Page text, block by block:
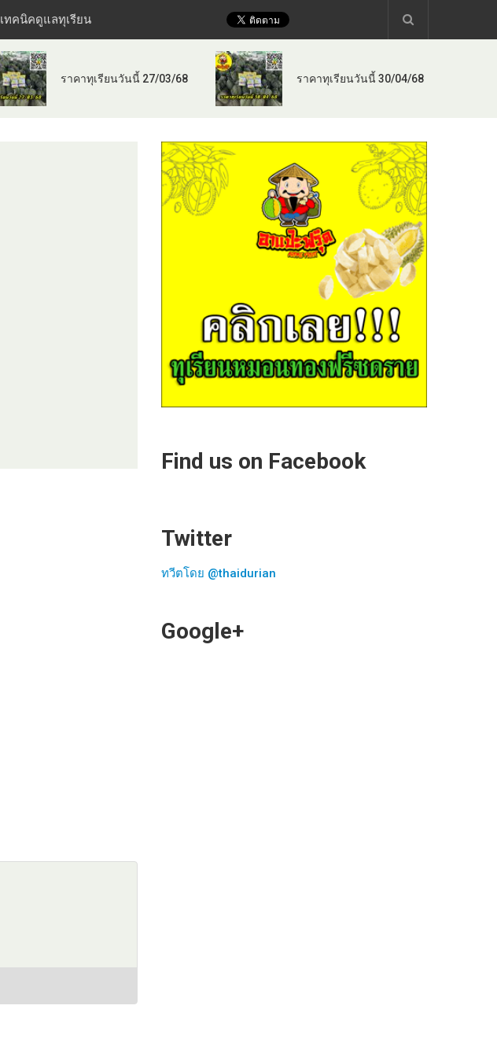
เทคนิคดูแลทุเรียน
ราคาทุเรียนวันนี้ 27/03/68 ราคาทุเรียนวันนี้ 30/04/68
Find us on Facebook
Twitter
ทวีตโดย @thaidurian
Google+